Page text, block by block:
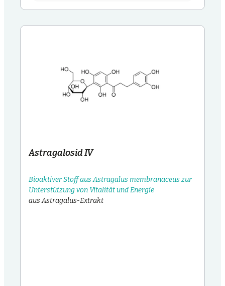
Astragalosid IV
Bioaktiver Stoff aus Astragalus membranaceus zur
Unterstützung von Vitalität und Energie
aus Astragalus-Extrakt